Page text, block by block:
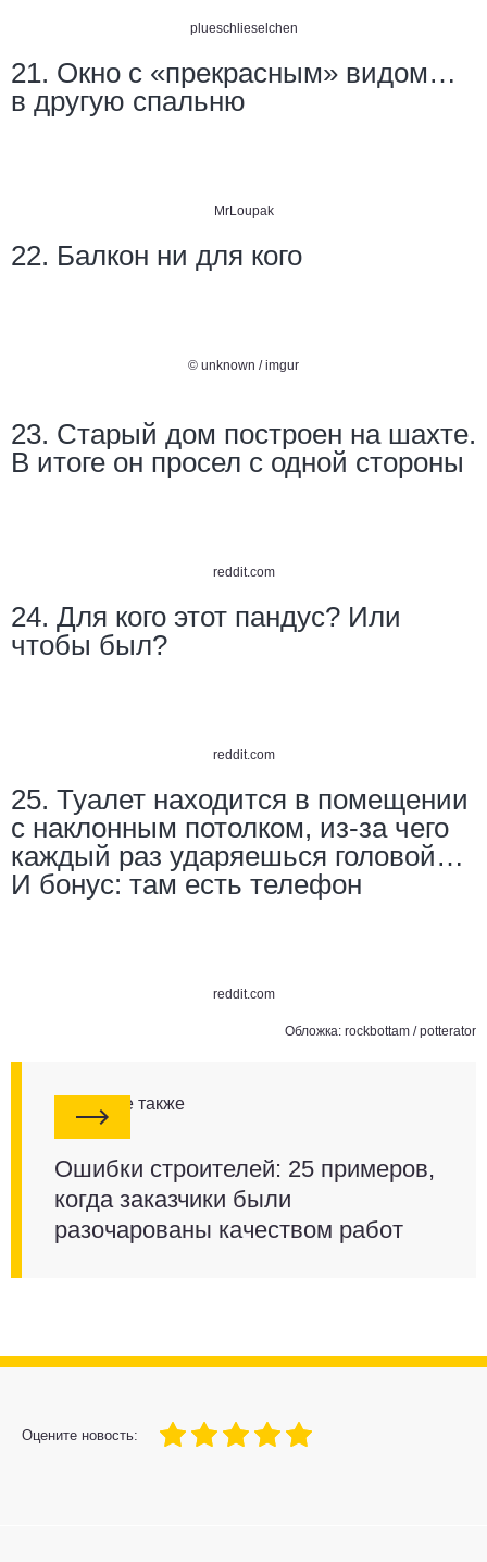
plueschlieselchen
21. Окно с «прекрасным» видом…
в другую спальню
MrLoupak
22. Балкон ни для кого
© unknown / imgur
23. Старый дом построен на шахте.
В итоге он просел с одной стороны
reddit.com
24. Для кого этот пандус? Или
чтобы был?
reddit.com
25. Туалет находится в помещении
с наклонным потолком, из-за чего
каждый раз ударяешься головой…
И бонус: там есть телефон
reddit.com
Обложка: rockbottam /potterator
Смотрите также
Ошибки строителей: 25 примеров,
когда заказчики были
разочарованы качеством работ
Оцените новость:
100
1 3 4 5